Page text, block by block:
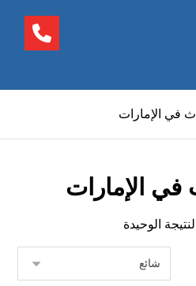
في الإمارات
في الإمارات
الوحيدة